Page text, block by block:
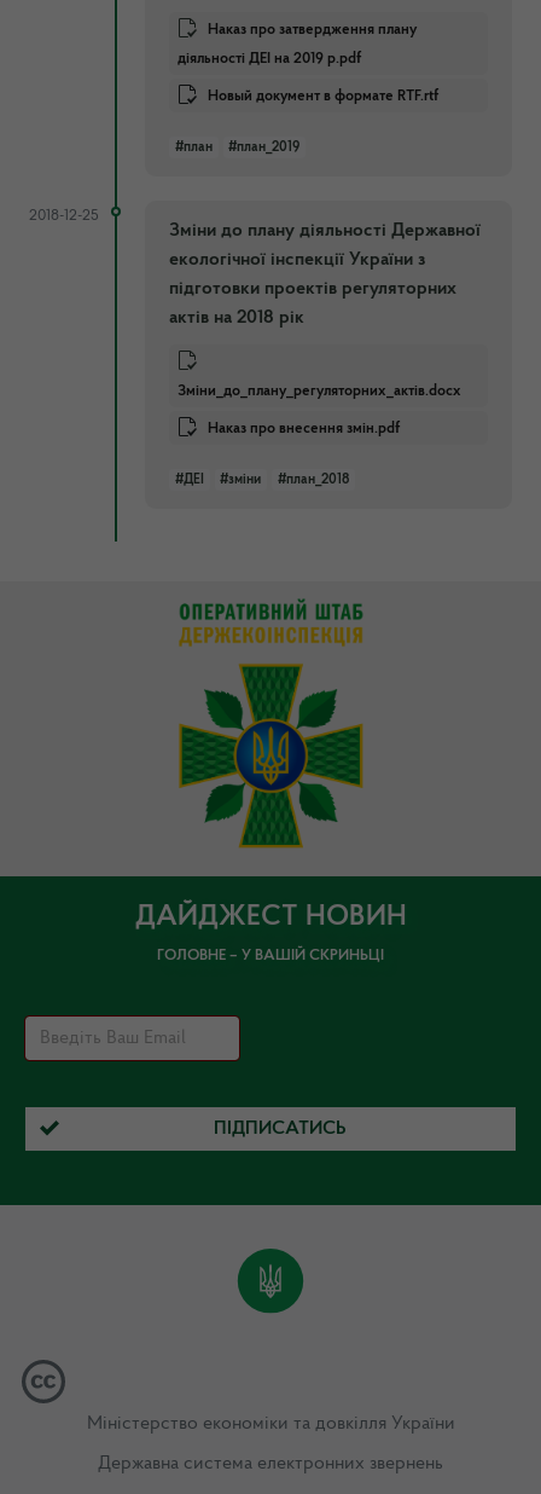
Наказ про затвердження плану
діяльності ДЕІ на 2019 р.pdf
Новый документ в формате RTF.rtf
#план #план_2019
2018-12-25
Зміни до плану діяльності Державної
екологічної інспекції України з
підготовки проектів регуляторних
актів на 2018 рік
Зміни_до_плану_регуляторних_актів.docx
Наказ про внесення змін.pdf
#ДЕІ #зміни #план_2018
ДАЙДЖЕСТ НОВИН
ГОЛОВНЕ – У ВАШІЙ СКРИНЬЦІ
ПІДПИСАТИСЬ
Міністерство економіки та довкілля України
Державна система електронних звернень